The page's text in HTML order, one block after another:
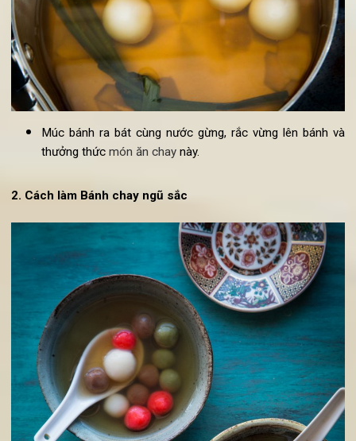
nồi và đun nhỏ lửa đến khi đường hòa tan hết.
Cho bánh chayvào trong nồi nước bánh và đun nhỏ
trong 5-7 phút.
Múc bánh ra bát cùng nước gừng, rắc vừng lên bánh
thưởng thứcmón ăn chay này.
2. Cách làm Bánh chay ngũ sắc